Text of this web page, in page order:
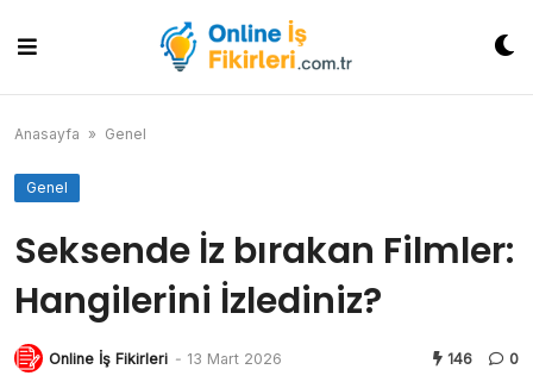
content
Anasayfa » Genel
Genel
Seksende İz bırakan Filmler:
Hangilerini İzlediniz?
Online İş Fikirleri - 13 Mart 2026 146 0